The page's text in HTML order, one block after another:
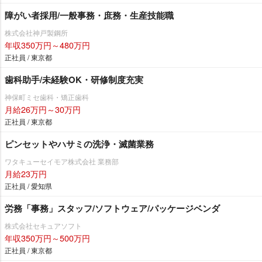
障がい者採用/一般事務・庶務・生産技能職
株式会社神戸製鋼所
年収350万円～480万円
正社員 / 東京都
歯科助手/未経験OK・研修制度充実
神保町ミセ歯科・矯正歯科
月給26万円～30万円
正社員 / 東京都
ピンセットやハサミの洗浄・滅菌業務
ワタキューセイモア株式会社 業務部
月給23万円
正社員 / 愛知県
労務「事務」スタッフ/ソフトウェア/パッケージベンダ
株式会社セキュアソフト
年収350万円～500万円
正社員 / 東京都